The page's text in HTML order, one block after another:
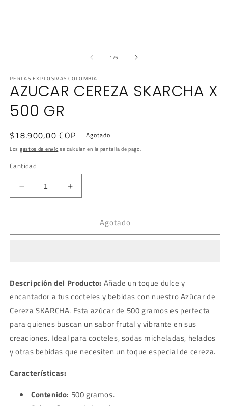
1 /de
5
PERLAS EXPLOSIVAS COLOMBIA
AZUCAR CEREZA SKARCHA X
500 GR
Precio
habitual
$18.900,00 COP Agotado
Los gastos de envío se calculan en la pantalla de pago.
Cantidad
Reducir
cantidad
para
CEREZA
Aumentar
cantidad
para
AZUCAR
CEREZA
Agotado
Descripción del Producto: Añade un toque dulce y
encantador a tus cocteles y bebidas con nuestro Azúcar de
Cereza SKARCHA. Esta azúcar de 500 gramos es perfecta
para quienes buscan un sabor frutal y vibrante en sus
creaciones. Ideal para cocteles, sodas micheladas, helados
y otras bebidas que necesiten un toque especial de cereza.
Características:
Contenido: 500 gramos.